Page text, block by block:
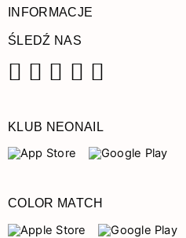
INFORMACJE
ŚLEDŹ NAS
KLUB NEONAIL
COLOR MATCH